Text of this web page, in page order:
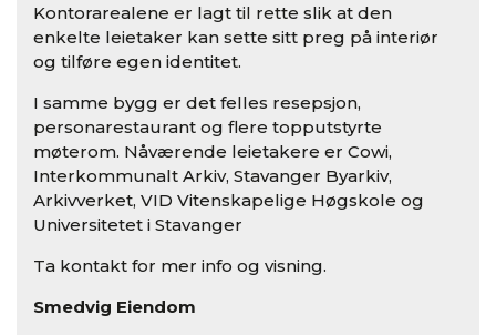
Kontorarealene er lagt til rette slik at den
enkelte leietaker kan sette sitt preg på interiør
og tilføre egen identitet.
I samme bygg er det felles resepsjon,
personarestaurant og flere topputstyrte
møterom. Nåværende leietakere er Cowi,
Interkommunalt Arkiv, Stavanger Byarkiv,
Arkivverket, VID Vitenskapelige Høgskole og
Universitetet i Stavanger
Ta kontakt for mer info og visning.
Smedvig Eiendom